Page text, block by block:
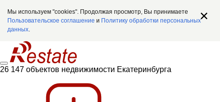
Мы используем "cookies". Продолжая просмотр, Вы принимаете
Пользовательское соглашение и Политику обработки персональных
данных.
26 147 объектов недвижимости Екатеринбурга